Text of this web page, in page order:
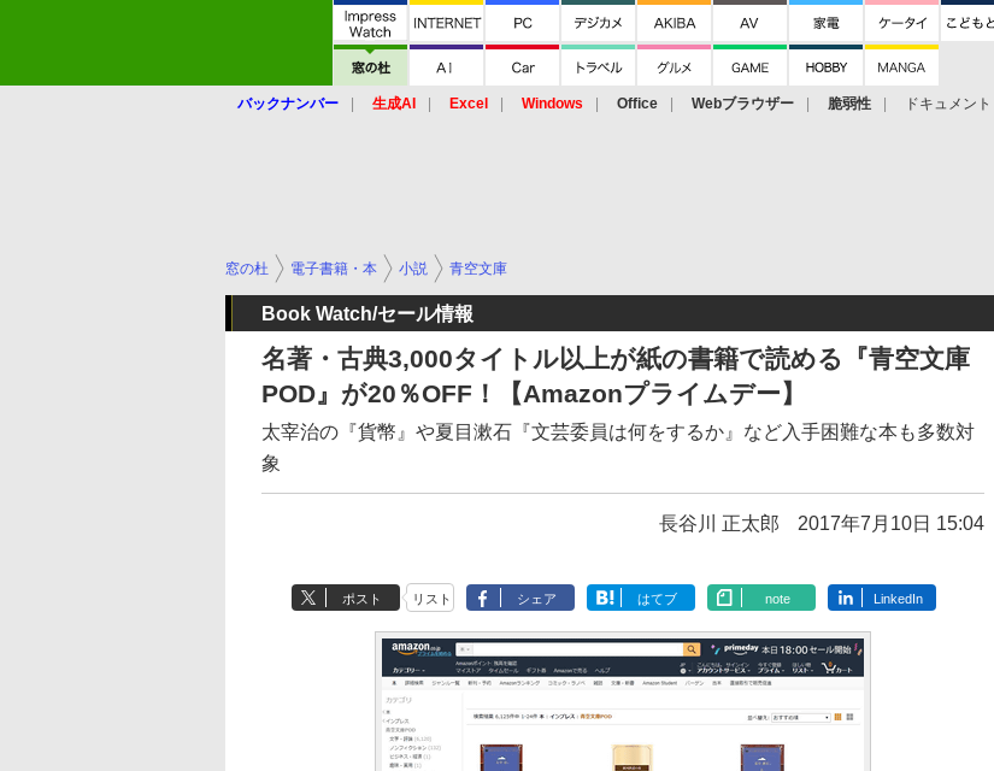
バックナンバー 生成AI Excel Windows Office Webブラウザー 脆弱性 ドキュメント
窓の杜 電子書籍・本 小説 青空文庫
Book Watch/セール情報
名著・古典3,000タイトル以上が紙の書籍で読める『青空文庫
POD』が20％OFF！【Amazonプライムデー】
太宰治の『貨幣』や夏目漱石『文芸委員は何をするか』など入手困難な本も多数対
象
長谷川 正太郎 2017年7月10日 15:04
ポスト リスト シェア はてブ note LinkedIn